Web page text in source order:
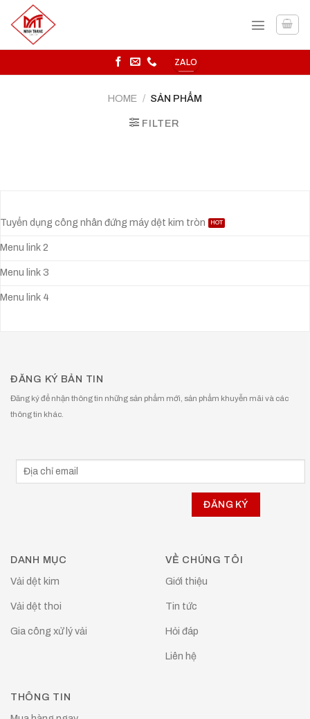
content
ZALO
HOME / SẢN PHẨM
FILTER
Tuyển dụng công nhân đứng máy dệt kim tròn
Menu link 2
Menu link 3
Menu link 4
ĐĂNG KÝ BẢN TIN
Đăng ký để nhận thông tin những sản phẩm mới, sản phẩm khuyễn mãi và các
thông tin khác.
DANH MỤC
Vải dệt kim
Vải dệt thoi
Gia công xử lý vải
VỀ CHÚNG TÔI
Giới thiệu
Tin tức
Hỏi đáp
Liên hệ
THÔNG TIN